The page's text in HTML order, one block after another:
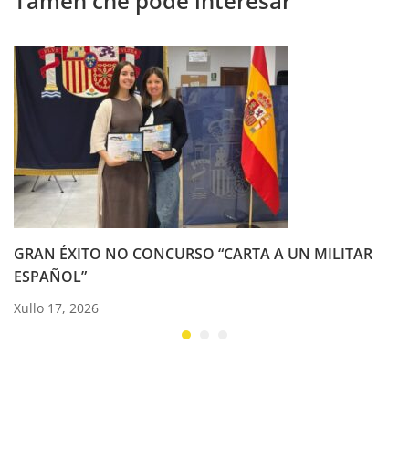
GRAN ÉXITO NO CONCURSO “CARTA A UN MILITAR
ESPAÑOL”
Xullo 17, 2026